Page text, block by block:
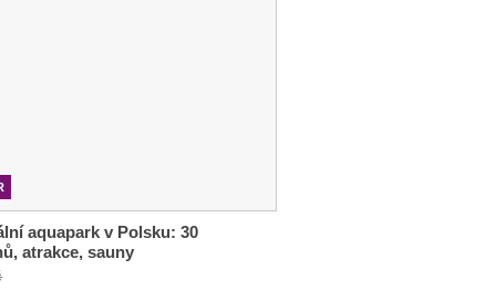
aquapark v Polsku: 30
atrakce, sauny